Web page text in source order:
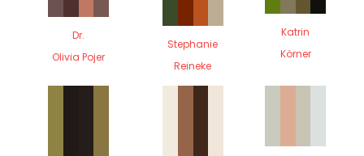
Dr.
Olivia Pojer
Stephanie
Reineke
Katrin
Körner